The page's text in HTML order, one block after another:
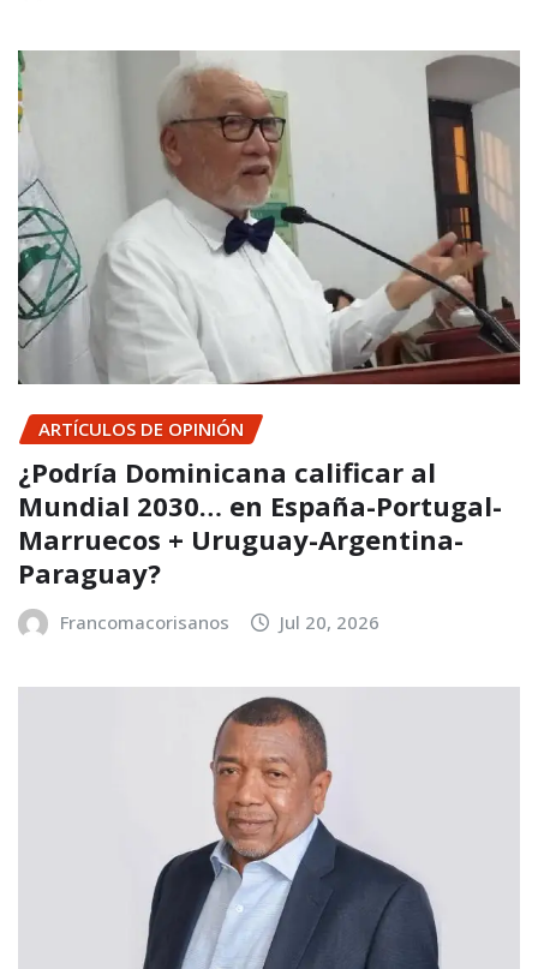
ARTÍCULOS DE OPINIÓN
¿Podría Dominicana calificar al
Mundial 2030… en España-Portugal-
Marruecos + Uruguay-Argentina-
Paraguay?
Francomacorisanos Jul 20, 2026